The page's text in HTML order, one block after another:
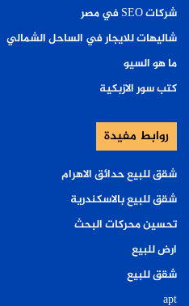
شركات SEO في مصر
شاليهات للايجار في الساحل الشمالي
ما هو السيو
كتب سور الازبكية
روابط مفيدة
شقق للبيع حدائق الاهرام
شقق للبيع بالاسكندرية
تحسين محركات البحث
ارض للبيع
شقق للبيع
apt